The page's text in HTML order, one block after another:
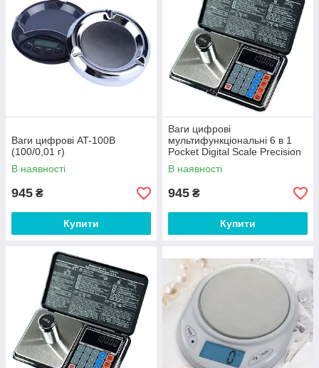
Ваги цифрові AT-100B
(100/0,01 г)
В наявності
945 ₴
Купити
Ваги цифрові
мультифункціональні 6 в 1
Pocket Digital Scale Precision
DP-01 (0,01/300 г)
В наявності
945 ₴
Купити